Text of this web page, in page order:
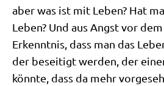
aber was ist mit Leben? Hat
Leben? Und aus Angst vor
Erkennt­nis, dass man das
der besei­tigt wer­den, der
könn­te, dass da mehr